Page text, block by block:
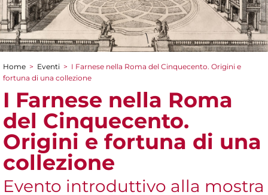
Tu sei qui
Home > Eventi > I Farnese nella Roma del Cinquecento. Origini e
fortuna di una collezione
I Farnese nella Roma
del Cinquecento.
Origini e fortuna di una
collezione
Evento introduttivo alla mostra